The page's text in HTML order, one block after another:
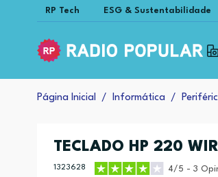
RP Tech ESG & Sustentabilidade
Página Inicial Informática
TECLADO HP 220
1323628 4/5 - 3